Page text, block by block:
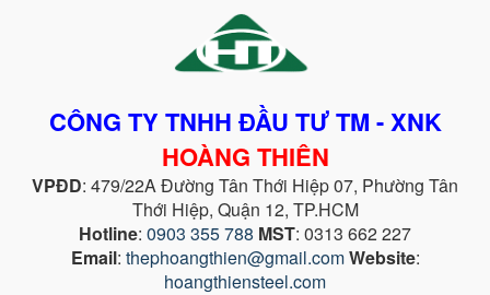
CÔNG TY TNHH ĐẦU TƯ TM - XNK
HOÀNG THIÊN
VPĐD: 479/22A Đường Tân Thới Hiệp 07, Phường Tân
Thới Hiệp, Quận 12, TP.HCM
Hotline: 0903 355 788 MST: 0313 662 227
Email: thephoangthien@gmail.comWebsite:
hoangthiensteel.com